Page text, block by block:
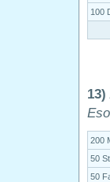
100
13)
200
50
50